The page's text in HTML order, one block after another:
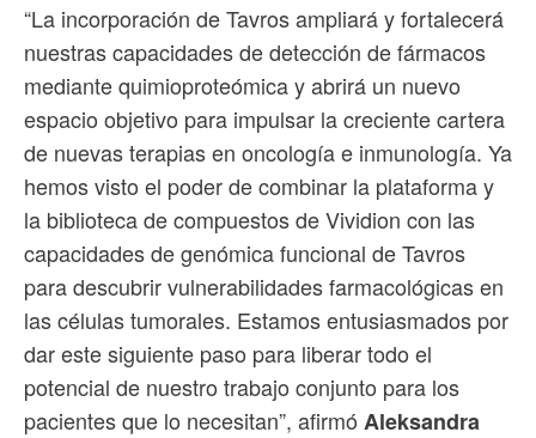
“La incorporación de Tavros ampliará y fortalecerá
nuestras capacidades de detección de fármacos
mediante quimioproteómica y abrirá un nuevo
espacio objetivo para impulsar la creciente cartera
de nuevas terapias en oncología e inmunología. Ya
hemos visto el poder de combinar la plataforma y
la biblioteca de compuestos de Vividion con las
capacidades de genómica funcional de Tavros
para descubrir vulnerabilidades farmacológicas en
las células tumorales. Estamos entusiasmados por
dar este siguiente paso para liberar todo el
potencial de nuestro trabajo conjunto para los
pacientes que lo necesitan”, afirmó Aleksandra